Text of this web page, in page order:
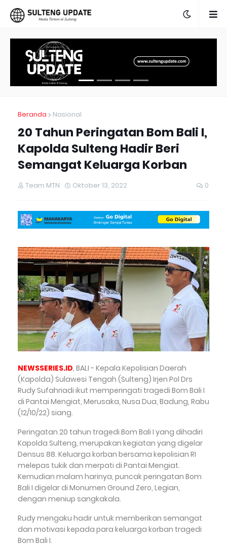
Beranda Nasional
20 Tahun Peringatan Bom Bali I,
Kapolda Sulteng Hadir Beri
Semangat Keluarga Korban
Team MTN Oktober 13, 2022 0
NEWSSERIES.ID, BALI - Kepala Kepolisian Daerah
(Kapolda) Sulawesi Tengah (Sulteng) Irjen Pol Drs
Rudy Sufahriadi ikut memperingati tragedi Bom Bali I
di Pantai Mengiat, Merusaka, Nusa Dua, Badung, Rabu
(12/10/22) siang.
Peringatan 20 tahun tragedi Bom Bali I yang dihadiri
Kapolda Sulteng, merupakan kegiatan yang digelar
Densus 88. Keluarga korban bersama kepolisian RI
melepas tukik dan merpati di Pantai Mengiat.
Kemudian malam harinya, puncak peringatan Bom
Bali I digelar di Monumen Ground Zero, Legian,
dengan meniup sangkakala.
Rudy mengaku hadir untuk memberikan semangat
dan motivasi kepada para keluarga korban tragedi
Bom Bali I.